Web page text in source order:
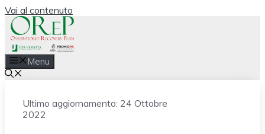
Vai al contenuto
Menu
Ultimo aggiornamento: 24 Ottobre
2022